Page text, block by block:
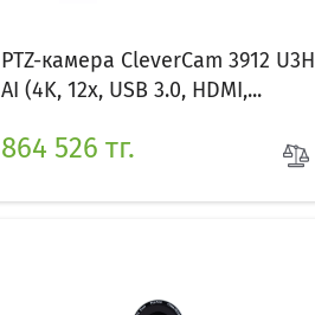
PTZ-камера CleverCam 3912 U3H
AI (4K, 12x, USB 3.0, HDMI,...
864 526 тг.